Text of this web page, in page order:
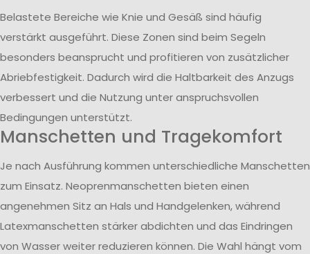
Belastete Bereiche wie Knie und Gesäß sind häufig
verstärkt ausgeführt. Diese Zonen sind beim Segeln
besonders beansprucht und profitieren von zusätzlicher
Abriebfestigkeit. Dadurch wird die Haltbarkeit des Anzugs
verbessert und die Nutzung unter anspruchsvollen
Bedingungen unterstützt.
Manschetten und Tragekomfort
Je nach Ausführung kommen unterschiedliche Manschetten
zum Einsatz. Neoprenmanschetten bieten einen
angenehmen Sitz an Hals und Handgelenken, während
Latexmanschetten stärker abdichten und das Eindringen
von Wasser weiter reduzieren können. Die Wahl hängt vom